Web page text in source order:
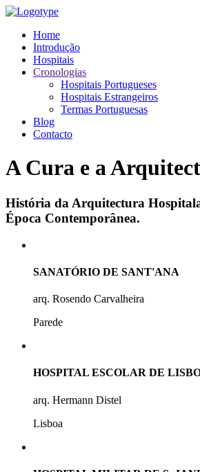
Home
Introdução
Hospitais
Cronologias
Hospitais Portugueses
Hospitais Estrangeiros
Termas Portuguesas
Blog
Contacto
A Cura e a
História da Arquitectura
Época Contemporânea.
SANATÓRIO DE SANT'ANA
arq. Rosendo Carvalheira
Parede
HOSPITAL ESCOLAR DE
arq. Hermann Distel
Lisboa